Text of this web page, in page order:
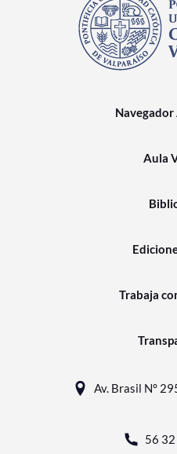
Navegador
Aula
Trabaja
Av. Brasil N°
56